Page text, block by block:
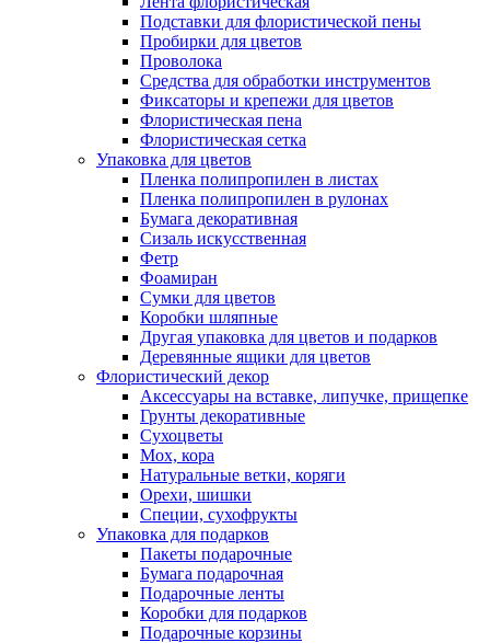
Подставки для флористической пены
Пробирки для цветов
Проволока
Средства для обработки инструментов
Фиксаторы и крепежи для цветов
Флористическая пена
Флористическая сетка
Упаковка для цветов
Пленка полипропилен в листах
Пленка полипропилен в рулонах
Бумага декоративная
Сизаль искусственная
Фетр
Фоамиран
Сумки для цветов
Коробки шляпные
Другая упаковка для цветов и подарков
Деревянные ящики для цветов
Флористический декор
Аксессуары на вставке, липучке, прищепке
Грунты декоративные
Сухоцветы
Мох, кора
Натуральные ветки, коряги
Орехи, шишки
Специи, сухофрукты
Упаковка для подарков
Пакеты подарочные
Бумага подарочная
Подарочные ленты
Коробки для подарков
Подарочные корзины